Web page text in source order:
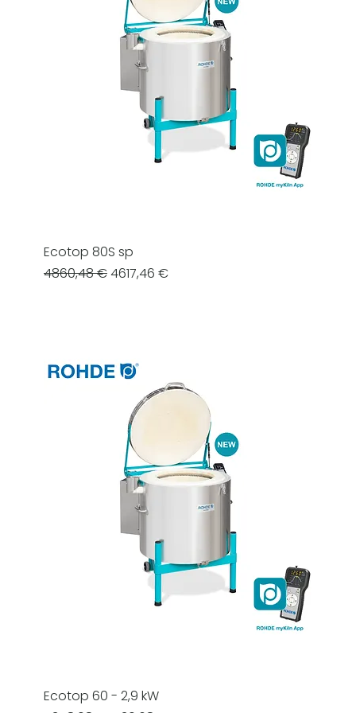
Ecotop 80S sp
Prezzo regolare
4860,48 €Prezzo scontato
4617,46 €
Ecotop 60 - 2,9 kW